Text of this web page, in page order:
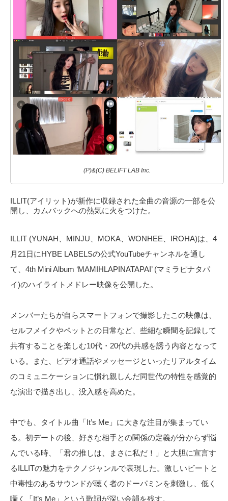
(P)&(C) BELIFT LAB Inc.
ILLIT(アイリット)が新作に収録された全曲の音源の一部を公
開し、カムバックへの熱気に火をつけた。
ILLIT (YUNAH、MINJU、MOKA、WONHEE、IROHA)は、4
月21日にHYBE LABELSの公式YouTubeチャンネルを通し
て、4th Mini Album ‘MAMIHLAPINATAPAI’ (マミラピナタパ
イ)のハイライトメドレー映像を公開した。
メンバーたちが自らスマートフォンで撮影したこの映像は、
セルフメイクやペットとの日常など、些細な瞬間を記録して
共有することを楽しむ10代・20代の共感を誘う内容となって
いる。また、ビデオ通話やメッセージといったリアルタイム
のコミュニケーションに慣れ親しんだ同世代の特性を感覚的
な演出で描き出し、没入感を高めた。
中でも、タイトル曲「It’s Me」に大きな注目が集まってい
る。初デートの後、好きな相手との関係の定義が分からず悩
んでいる時、「君の推しは、まさに私だ！」と大胆に宣言す
るILLITの魅力をテクノジャンルで表現した。激しいビートと
中毒性のあるサウンドが聴く者のドーパミンを刺激し、低く
囁く「It’s Me」という歌詞が深い余韻を残す。